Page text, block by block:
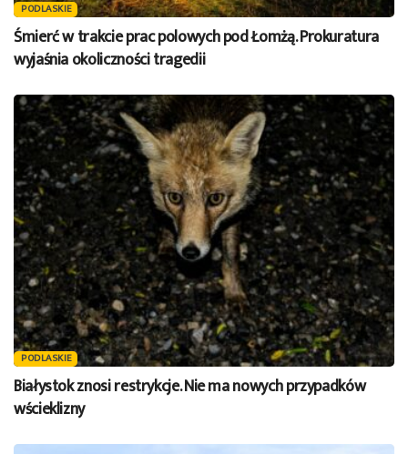
PODLASKIE
Śmierć w trakcie prac polowych pod Łomżą. Prokuratura
wyjaśnia okoliczności tragedii
PODLASKIE
Białystok znosi restrykcje. Nie ma nowych przypadków
wścieklizny